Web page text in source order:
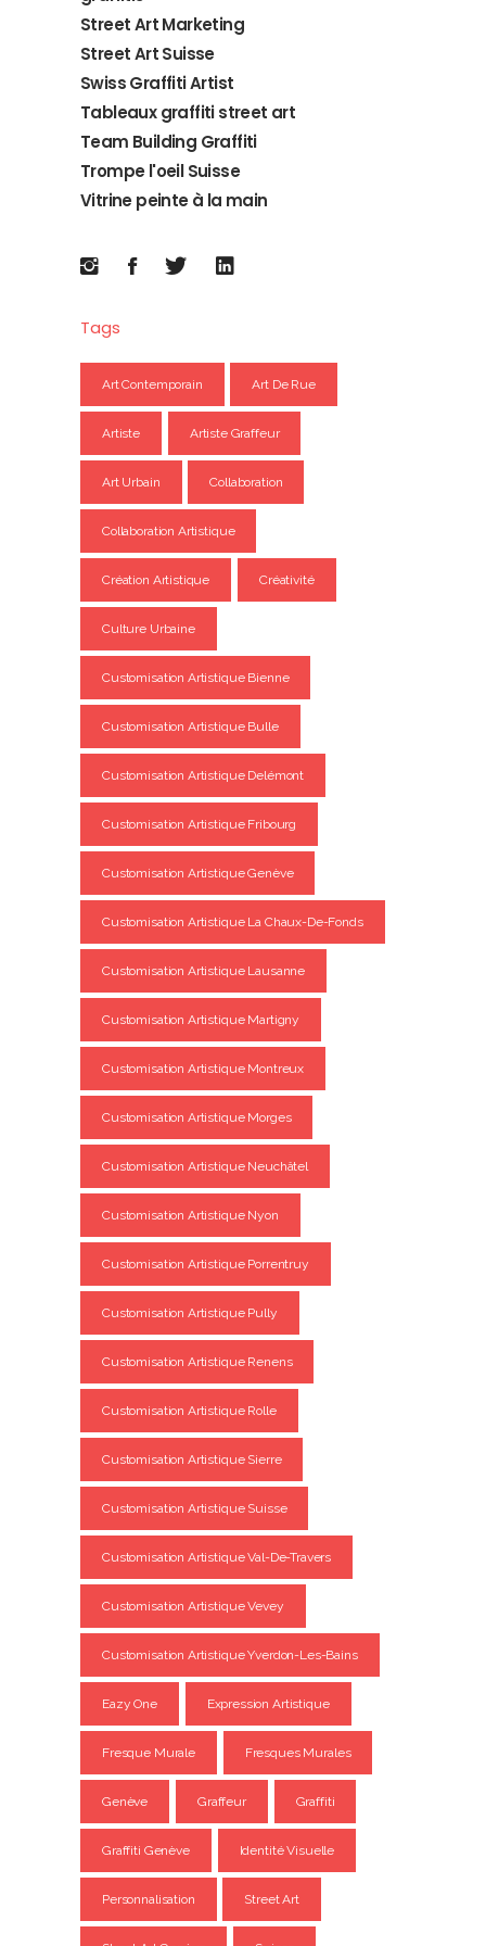
Street Art Marketing
Street Art Suisse
Swiss Graffiti Artist
Tableaux graffiti street art
Team Building Graffiti
Trompe l'oeil Suisse
Vitrine peinte à la main
Tags
Art Contemporain Art De Rue
Artiste Artiste Graffeur
Art Urbain Collaboration
Collaboration Artistique
Création Artistique Créativité
Culture Urbaine
Customisation Artistique Bienne
Customisation Artistique Bulle
Customisation Artistique Delémont
Customisation Artistique Fribourg
Customisation Artistique Genève
Customisation Artistique La Chaux-De-Fonds
Customisation Artistique Lausanne
Customisation Artistique Martigny
Customisation Artistique Montreux
Customisation Artistique Morges
Customisation Artistique Neuchâtel
Customisation Artistique Nyon
Customisation Artistique Porrentruy
Customisation Artistique Pully
Customisation Artistique Renens
Customisation Artistique Rolle
Customisation Artistique Sierre
Customisation Artistique Suisse
Customisation Artistique Val-De-Travers
Customisation Artistique Vevey
Customisation Artistique Yverdon-Les-Bains
Eazy One Expression Artistique
Fresque Murale Fresques Murales
Genève Graffeur Graffiti
Graffiti Genève Identité Visuelle
Personnalisation Street Art